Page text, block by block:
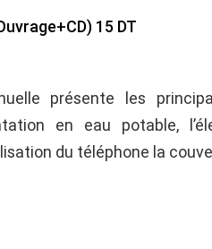
15 DT
présente les
en eau potable,
du téléphone la